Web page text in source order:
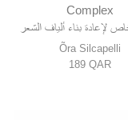
Complex
لإعادة بناء ألياف الشعر
Õra Silcapelli
189 QAR